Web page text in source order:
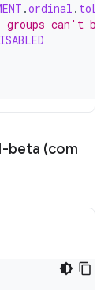
.ordinal .
can't be
beta (com